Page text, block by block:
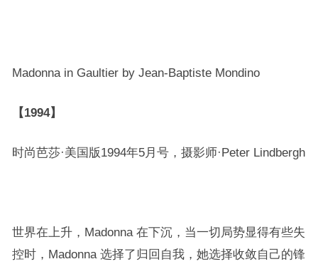
Madonna in Gaultier by Jean-Baptiste Mondino
【1994】
时尚芭莎·美国版1994年5月号，摄影师·Peter Lindbergh
世界在上升，Madonna 在下沉，当一切局势显得有些失
控时，Madonna 选择了归回自我，她选择收敛自己的锋